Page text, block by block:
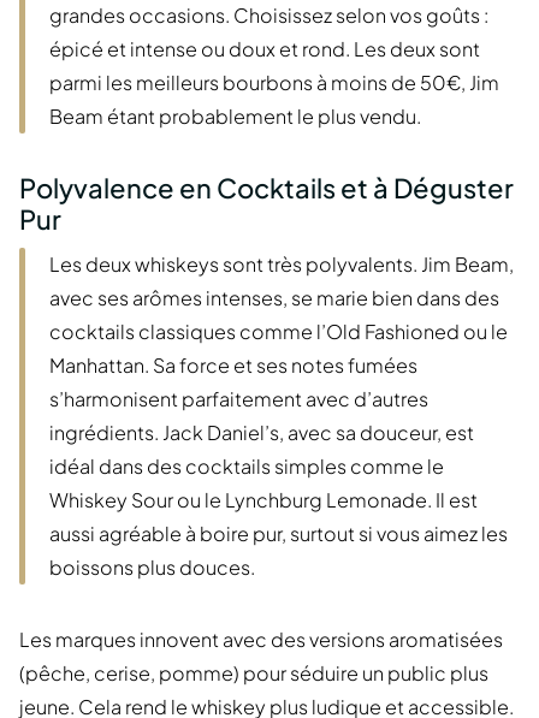
grandes occasions. Choisissez selon vos goûts :
épicé et intense ou doux et rond. Les deux sont
parmi les meilleurs bourbons à moins de 50€, Jim
Beam étant probablement le plus vendu.
Polyvalence en Cocktails et à Déguster
Pur
Les deux whiskeys sont très polyvalents. Jim Beam,
avec ses arômes intenses, se marie bien dans des
cocktails classiques comme l’Old Fashioned ou le
Manhattan. Sa force et ses notes fumées
s’harmonisent parfaitement avec d’autres
ingrédients. Jack Daniel’s, avec sa douceur, est
idéal dans des cocktails simples comme le
Whiskey Sour ou le Lynchburg Lemonade. Il est
aussi agréable à boire pur, surtout si vous aimez les
boissons plus douces.
Les marques innovent avec des versions aromatisées
(pêche, cerise, pomme) pour séduire un public plus
jeune. Cela rend le whiskey plus ludique et accessible.